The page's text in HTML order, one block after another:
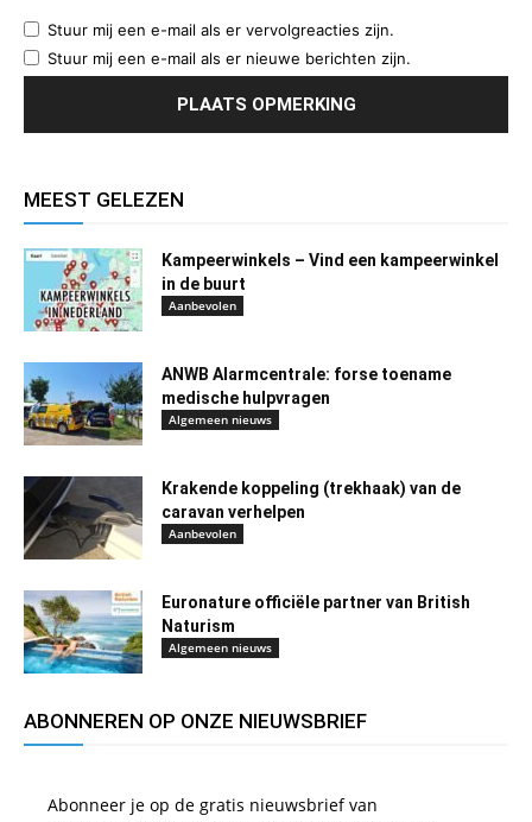
Stuur mij een e-mail als er vervolgreacties zijn.
Stuur mij een e-mail als er nieuwe berichten zijn.
MEEST GELEZEN
Kampeerwinkels – Vind een kampeerwinkel
in de buurt
Aanbevolen
ANWB Alarmcentrale: forse toename
medische hulpvragen
Algemeen nieuws
Krakende koppeling (trekhaak) van de
caravan verhelpen
Aanbevolen
Euronature officiële partner van British
Naturism
Algemeen nieuws
ABONNEREN OP ONZE NIEUWSBRIEF
Abonneer je op de gratis nieuwsbrief van